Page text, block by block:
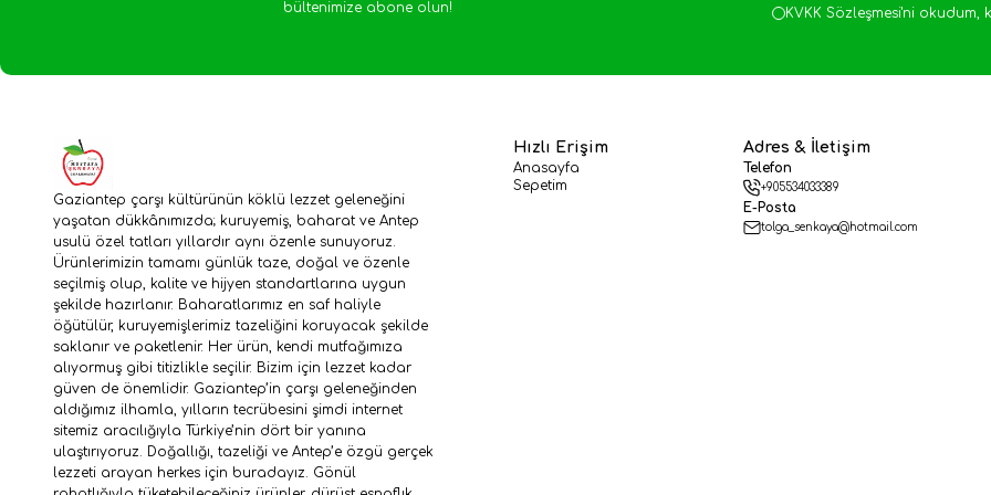
bültenimize abone olun!
KVKK Sözleşmesi'ni okudum,
Gaziantep çarşı kültürünün köklü lezzet geleneğini
yaşatan dükkânımızda; kuruyemiş, baharat ve Antep
usulü özel tatları yıllardır aynı özenle sunuyoruz.
Ürünlerimizin tamamı günlük taze, doğal ve özenle
seçilmiş olup, kalite ve hijyen standartlarına uygun
şekilde hazırlanır. Baharatlarımız en saf haliyle
öğütülür, kuruyemişlerimiz tazeliğini koruyacak şekilde
saklanır ve paketlenir. Her ürün, kendi mutfağımıza
alıyormuş gibi titizlikle seçilir. Bizim için lezzet kadar
güven de önemlidir. Gaziantep’in çarşı geleneğinden
aldığımız ilhamla, yılların tecrübesini şimdi internet
sitemiz aracılığıyla Türkiye’nin dört bir yanına
ulaştırıyoruz. Doğallığı, tazeliği ve Antep’e özgü gerçek
lezzeti arayan herkes için buradayız. Gönül
Hızlı Erişim
Anasayfa
Sepetim
Adres & İletişim
Telefon
+905534033389
E-Posta
tolga_senkaya@hotmail.com